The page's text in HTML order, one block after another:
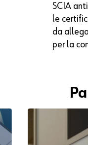
SCIA
le
da
per la